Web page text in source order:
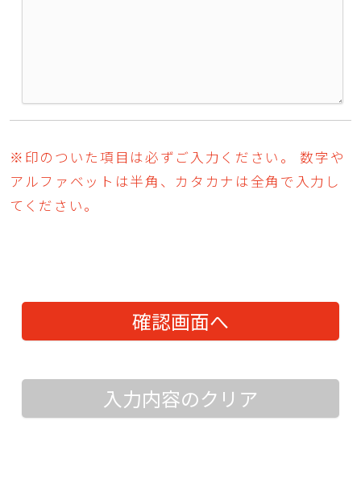
※印のついた項目は必ずご入力ください。 数字や
アルファベットは半角、カタカナは全角で入力し
てください。